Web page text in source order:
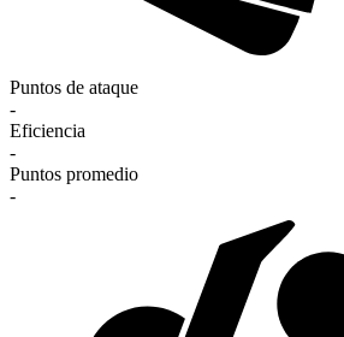
Puntos de ataque
-
Eficiencia
-
Puntos promedio
-